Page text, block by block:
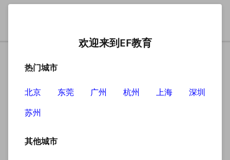
欢迎来到EF教育
热门城市
北京 东莞 广州 杭州 上海
深圳
苏州
其他城市